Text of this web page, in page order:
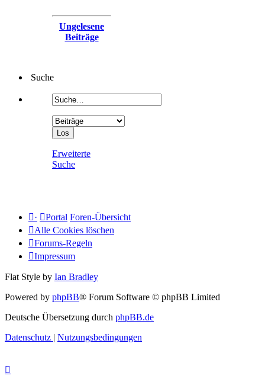
Ungelesene
Beiträge
Suche
Erweiterte
Suche
· Portal Foren-Übersicht
Alle Cookies löschen
Forums-Regeln
Impressum
Flat Style by Ian Bradley
Powered by phpBB® Forum Software © phpBB Limited
Deutsche Übersetzung durch phpBB.de
Datenschutz | Nutzungsbedingungen